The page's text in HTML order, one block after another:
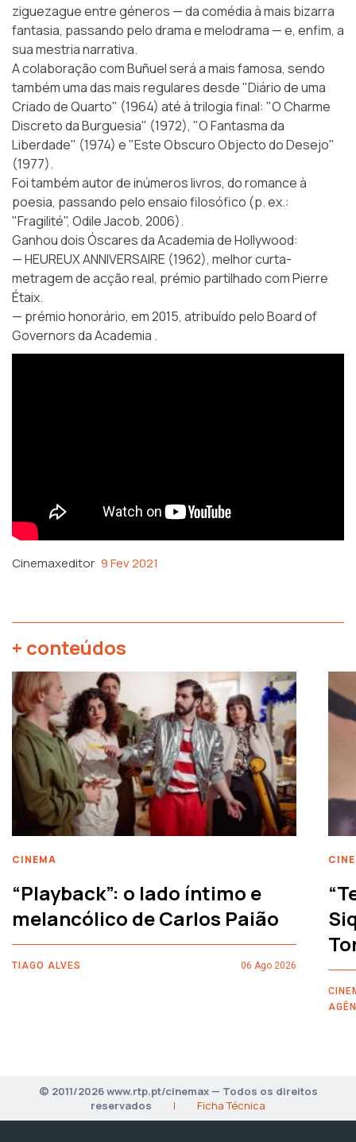
ziguezague entre géneros — da comédia à mais bizarra
fantasia, passando pelo drama e melodrama — e, enfim, a
sua mestria narrativa.
A colaboração com Buñuel será a mais famosa, sendo
também uma das mais regulares desde "Diário de uma
Criado de Quarto" (1964) até à trilogia final: "O Charme
Discreto da Burguesia" (1972), "O Fantasma da
Liberdade" (1974) e "Este Obscuro Objecto do Desejo"
(1977).
Foi também autor de inúmeros livros, do romance à
poesia, passando pelo ensaio filosófico (p. ex.:
"Fragilité", Odile Jacob, 2006).
Ganhou dois Óscares da Academia de Hollywood:
— HEUREUX ANNIVERSAIRE (1962), melhor curta-
metragem de acção real, prémio partilhado com Pierre
Étaix.
— prémio honorário, em 2015, atribuído pelo Board of
Governors da Academia .
Cinemaxeditor 9 Fev 2021
+ conteúdos
CINEMA
“Playback”: o lado íntimo e
melancólico de Carlos Paião
TIAGO ALVES 06 Ago 2026
© 2011/2026 www.rtp.pt/cinemax — Todos os direitos
reservados
| Ficha Técnica